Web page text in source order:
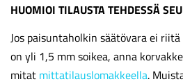
HUOMIOI TILAUSTA TEHDESSÄ
Jos paisuntaholkin säätövara ei
on yli 1,5 mm soikea, anna
mitat mittatilauslomakkeella.